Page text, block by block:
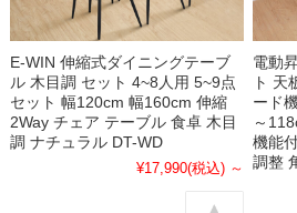
E-WIN 伸縮式ダイニングテーブ
ル 木目調 セット 4~8人用 5~9点
セット 幅120cm 幅160cm 伸縮
2Way チェア テーブル 食卓 木目
調 ナチュラル DT-WD
¥17,990(税込) ～
電動
ト 天
ード
～
機能
調整